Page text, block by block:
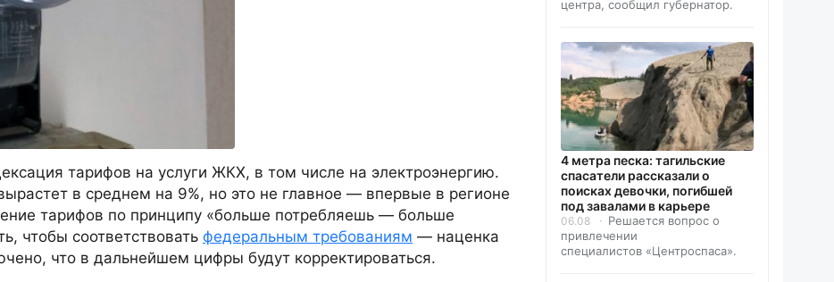
тарифов на услуги ЖКХ, в том числе на электроэнергию.
в среднем на 9%, но это не главное — впервые в регионе
тарифов по принципу «больше потребляешь — больше
чтобы соответствовать федеральным требованиям — наценка
что в дальнейшем цифры будут корректироваться.
центра, сообщил губернатор.
4 метра песка: тагильские
спасатели рассказали о
поисках девочки, погибшей
под завалами в карьере
06.08
Решается вопрос о
привлечении
специалистов «Центроспаса».